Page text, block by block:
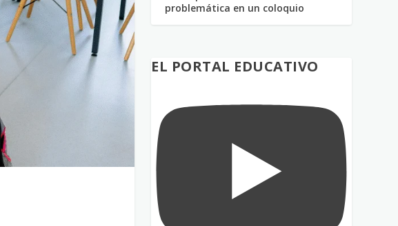
problemática en un coloquio
EL PORTAL EDUCATIVO